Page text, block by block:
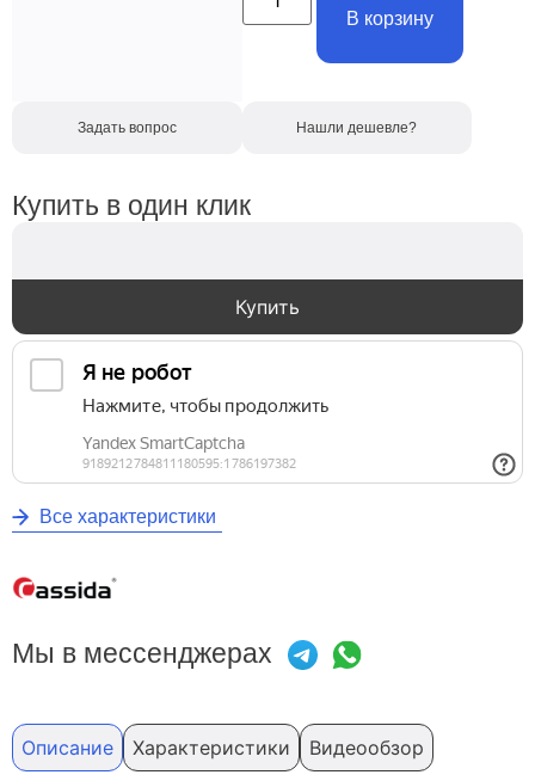
В корзину
Задать вопрос Нашли дешевле?
Купить в один клик
Купить
Все характеристики
Мы в мессенджерах
Описание Характеристики Видеообзор